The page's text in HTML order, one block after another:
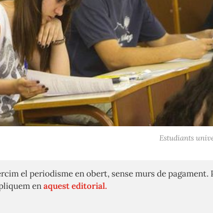
Estudiants
el periodisme en obert, sense murs de pagament.
enaquest editorial.